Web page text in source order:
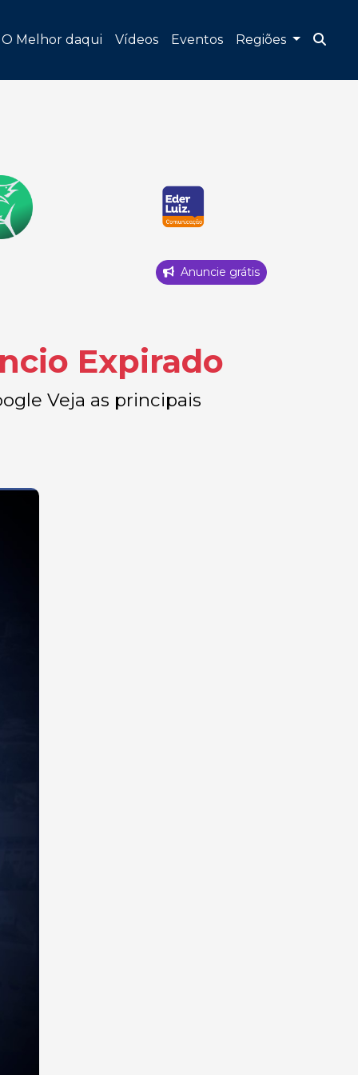
O Melhor daqui Vídeos Eventos Regiões
Anuncie grátis
Expirado
Veja as principais